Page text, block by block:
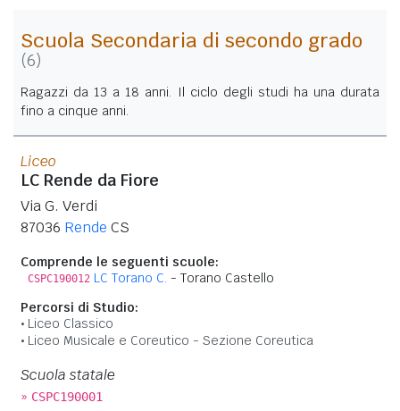
Scuola Secondaria di secondo grado
(6)
Ragazzi da 13 a 18 anni. Il ciclo degli studi ha una durata
fino a cinque anni.
Liceo
LC Rende da Fiore
Via G. Verdi
87036 Rende CS
Comprende le seguenti scuole:
CSPC190012 LC Torano C. - Torano Castello
Percorsi di Studio:
Liceo Classico
Liceo Musicale e Coreutico - Sezione Coreutica
Scuola statale
» CSPC190001